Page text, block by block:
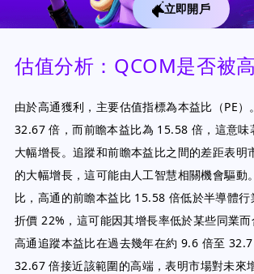
立即開戶
估值分析：QCOM是否被
由於高通獲利，主要估值指標為本益比（PE）
32.67 倍，而前瞻本益比為 15.58 倍，這意味
大幅增長。追蹤和前瞻本益比之間的差距表明
的大幅增長，這可能由人工智慧相關機會驅動
比，高通的前瞻本益比 15.58 倍低於半導體行
折價 22%，這可能因其增長率低於某些同業而
高通追蹤本益比在過去幾年在約 9.6 倍至
32.67 倍接近該範圍的高端，表明市場對未來